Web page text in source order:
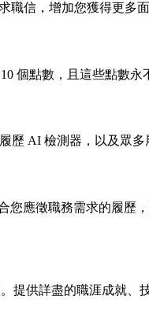
職信，增加您獲得更多
個點數，且這些點數永
歷 AI 檢測器，以及眾
應徵職務需求的履
提供詳盡的職涯成就